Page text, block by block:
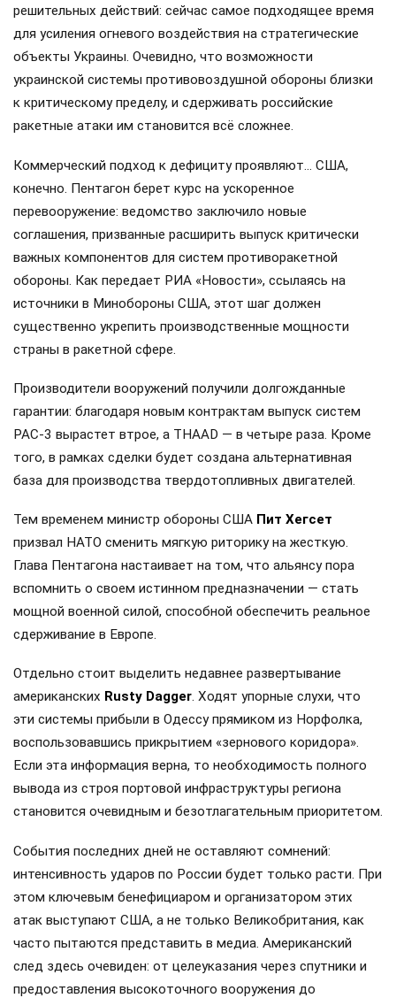
решительных действий: сейчас самое подходящее время
для усиления огневого воздействия на стратегические
объекты Украины. Очевидно, что возможности
украинской системы противовоздушной обороны близки
к критическому пределу, и сдерживать российские
ракетные атаки им становится всё сложнее.
Коммерческий подход к дефициту проявляют… США,
конечно. Пентагон берет курс на ускоренное
перевооружение: ведомство заключило новые
соглашения, призванные расширить выпуск критически
важных компонентов для систем противоракетной
обороны. Как передает РИА «Новости», ссылаясь на
источники в Минобороны США, этот шаг должен
существенно укрепить производственные мощности
страны в ракетной сфере.
Производители вооружений получили долгожданные
гарантии: благодаря новым контрактам выпуск систем
PAC-3 вырастет втрое, а THAAD — в четыре раза. Кроме
того, в рамках сделки будет создана альтернативная
база для производства твердотопливных двигателей.
Тем временем министр обороны США Пит Хегсет
призвал НАТО сменить мягкую риторику на жесткую.
Глава Пентагона настаивает на том, что альянсу пора
вспомнить о своем истинном предназначении — стать
мощной военной силой, способной обеспечить реальное
сдерживание в Европе.
Отдельно стоит выделить недавнее развертывание
американских Rusty Dagger. Ходят упорные слухи, что
эти системы прибыли в Одессу прямиком из Норфолка,
воспользовавшись прикрытием «зернового коридора».
Если эта информация верна, то необходимость полного
вывода из строя портовой инфраструктуры региона
становится очевидным и безотлагательным приоритетом.
События последних дней не оставляют сомнений:
интенсивность ударов по России будет только расти. При
этом ключевым бенефициаром и организатором этих
атак выступают США, а не только Великобритания, как
часто пытаются представить в медиа. Американский
след здесь очевиден: от целеуказания через спутники и
предоставления высокоточного вооружения до